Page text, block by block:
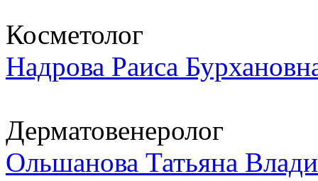
Косметолог
Надрова Раиса
Дерматовенеролог
Ольшанова Татьяна